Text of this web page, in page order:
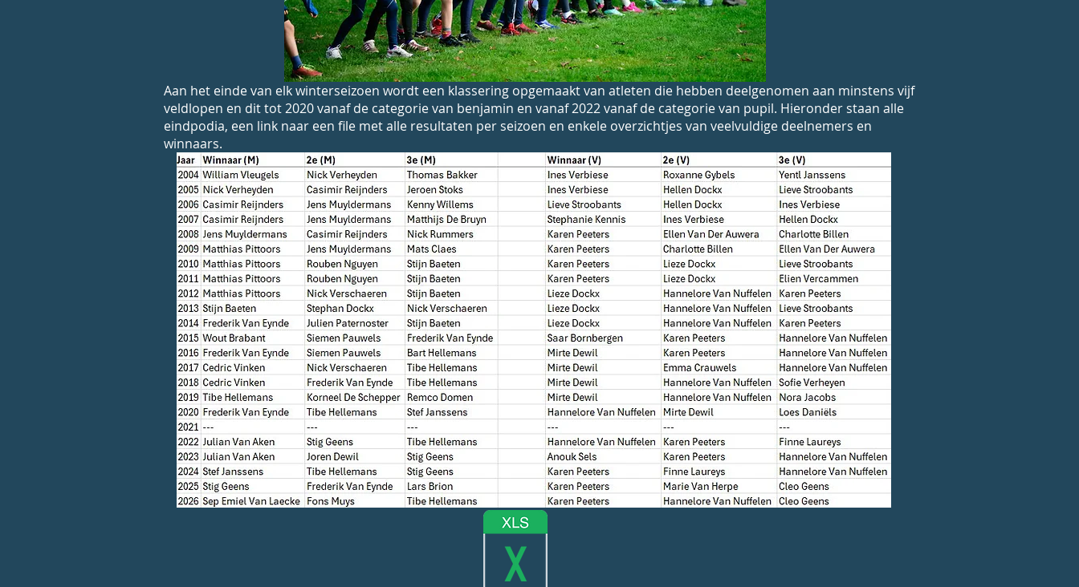
Aan het einde van elk winterseizoen wordt een klassering opgemaakt van atleten die hebben deelgenomen aan minstens vijf
veldlopen en dit tot 2020 vanaf de categorie van benjamin en vanaf 2022 vanaf de categorie van pupil. Hieronder staan alle
eindpodia, een link naar een file met alle resultaten per seizoen en enkele overzichtjes van veelvuldige deelnemers en
winnaars.